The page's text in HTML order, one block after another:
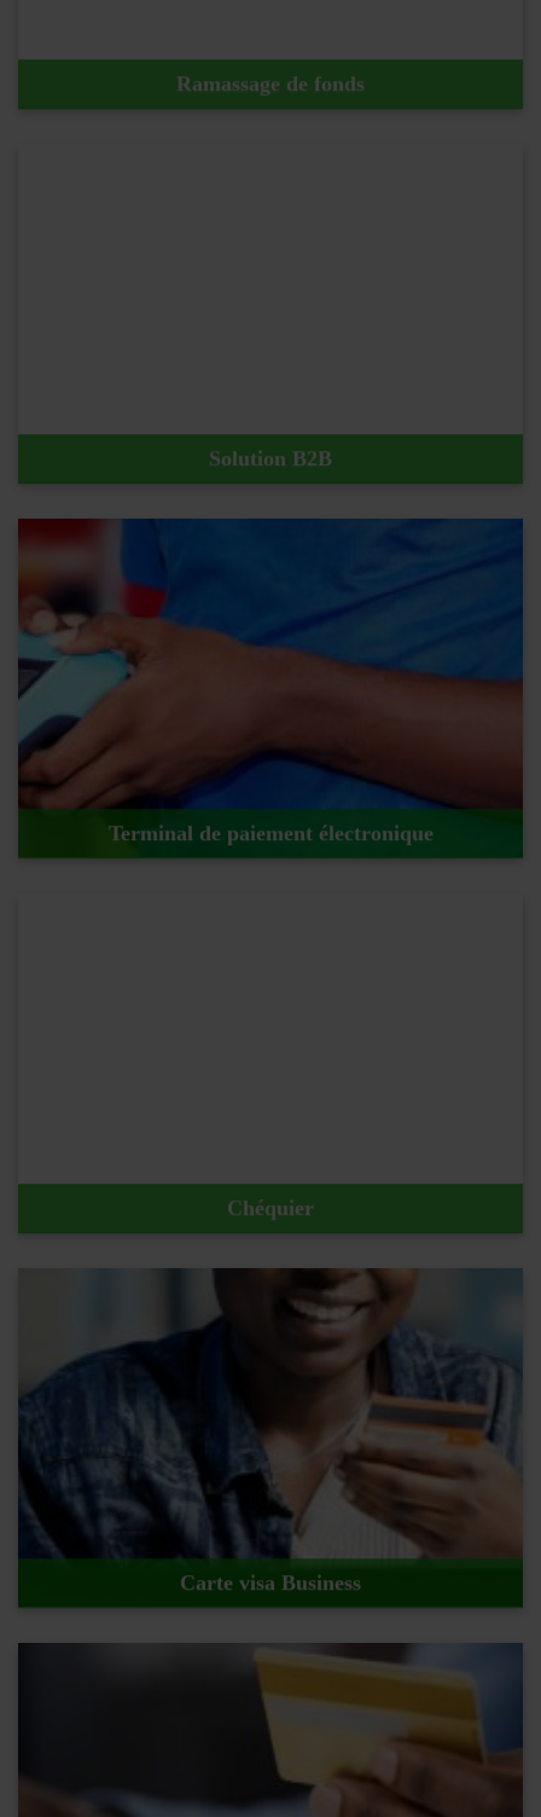
Ramassage de fonds
Solution B2B
Terminal de paiement électronique
Chéquier
Carte visa Business
En savoir plus !
En savoir plus !